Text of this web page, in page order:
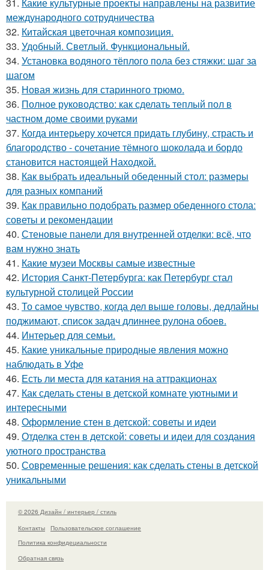
международного сотрудничества
32. Китайская цветочная композиция.
33. Удобный. Светлый. Функциональный.
34. Установка водяного тёплого пола без стяжки: шаг за
шагом
35. Новая жизнь для старинного трюмо.
36. Полное руководство: как сделать теплый пол в
частном доме своими руками
37. Когда интерьеру хочется придать глубину, страсть и
благородство - сочетание тёмного шоколада и бордо
становится настоящей Находкой.
38. Как выбрать идеальный обеденный стол: размеры
для разных компаний
39. Как правильно подобрать размер обеденного стола:
советы и рекомендации
40. Стеновые панели для внутренней отделки: всё, что
вам нужно знать
41. Какие музеи Москвы самые известные
42. История Санкт-Петербурга: как Петербург стал
культурной столицей России
43. То самое чувство, когда дел выше головы, дедлайны
поджимают, список задач длиннее рулона обоев.
44. Интерьер для семьи.
45. Какие уникальные природные явления можно
наблюдать в Уфе
46. Есть ли места для катания на аттракционах
47. Как сделать стены в детской комнате уютными и
интересными
48. Оформление стен в детской: советы и идеи
49. Отделка стен в детской: советы и идеи для создания
уютного пространства
50. Современные решения: как сделать стены в детской
уникальными
© 2026 Дизайн / интерьер / стиль
Контакты
Пользовательское соглашение
Политика конфидециальности
Обратная связь